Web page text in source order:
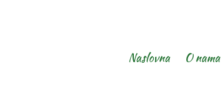
Naslovna O nama